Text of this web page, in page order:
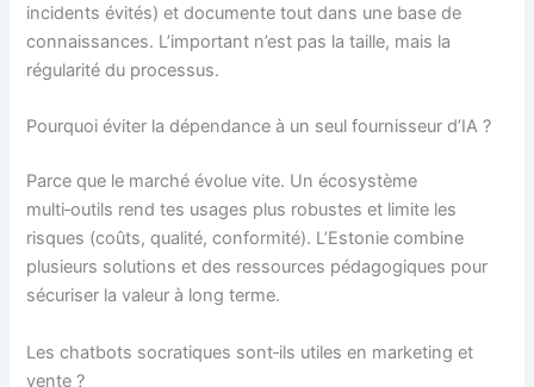
incidents évités) et documente tout dans une base de
connaissances. L’important n’est pas la taille, mais la
régularité du processus.
Pourquoi éviter la dépendance à un seul fournisseur d’IA ?
Parce que le marché évolue vite. Un écosystème
multi‑outils rend tes usages plus robustes et limite les
risques (coûts, qualité, conformité). L’Estonie combine
plusieurs solutions et des ressources pédagogiques pour
sécuriser la valeur à long terme.
Les chatbots socratiques sont‑ils utiles en marketing et
vente ?